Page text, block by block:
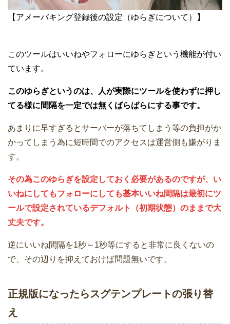
【アメーバキング登録後の設定（ゆらぎについて）】
このツールはいいねやフォローにゆらぎという機能が付い
ています。
このゆらぎというのは、人が実際にツールを使わずに押し
てる様に間隔を一定では無くばらばらにする事です。
あまりに早すぎるとサーバーが落ちてしまう等の負担がか
かってしまう為に短時間でのアクセスは運営側も嫌がりま
す。
その為このゆらぎを設定しておく必要があるのですが、い
いねにしてもフォローにしても基本いいね間隔は最初にツ
ールで設定されているデフォルト（初期状態）のままで大
丈夫です。
逆にいいね間隔を1秒～1秒等にすると非常に良くないの
で、その辺りを抑えておけば問題無いです。
正規版になったらスグテンプレートの張り替
え